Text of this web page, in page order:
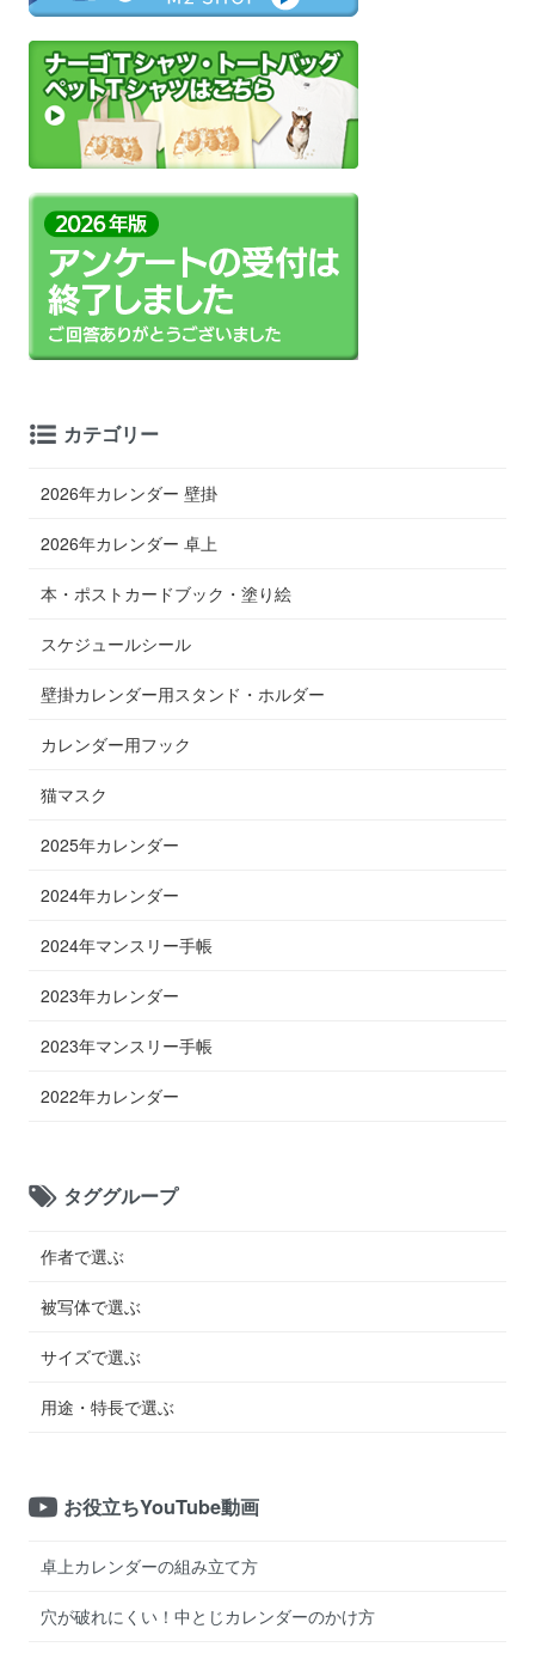
カテゴリー
2026年カレンダー 壁掛
2026年カレンダー 卓上
本・ポストカードブック・塗り絵
スケジュールシール
壁掛カレンダー用スタンド・ホルダー
カレンダー用フック
猫マスク
2025年カレンダー
2024年カレンダー
2024年マンスリー手帳
2023年カレンダー
2023年マンスリー手帳
2022年カレンダー
タググループ
作者で選ぶ
被写体で選ぶ
サイズで選ぶ
用途・特長で選ぶ
お役立ちYouTube動画
卓上カレンダーの組み立て方
穴が破れにくい！中とじカレンダーのかけ方